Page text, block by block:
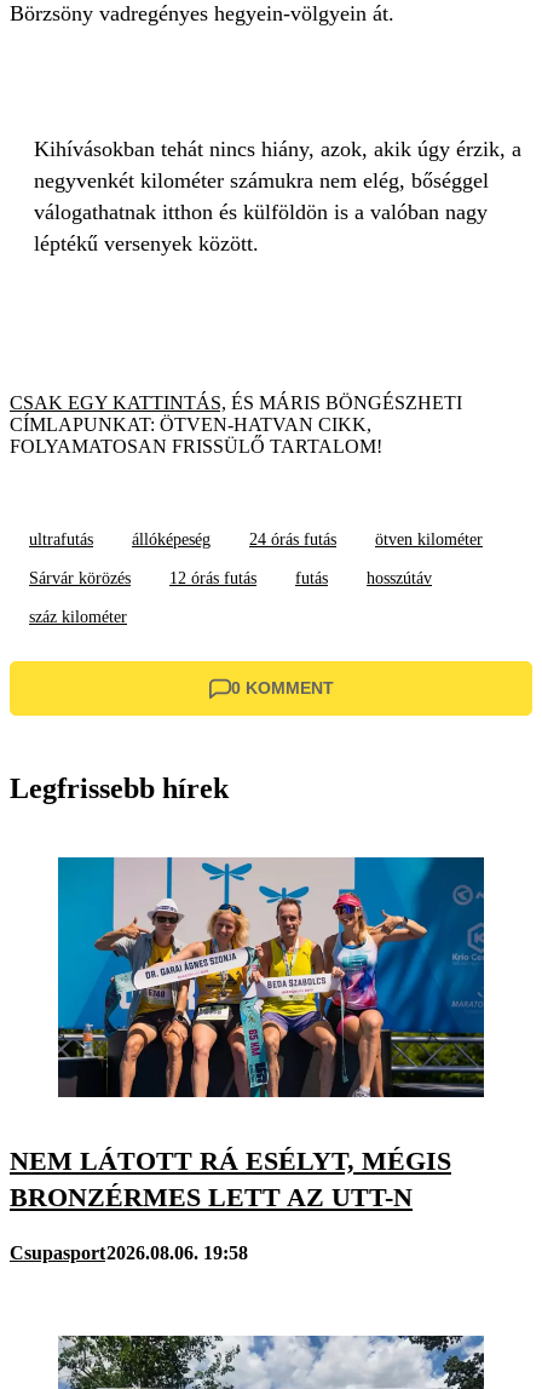
Börzsöny vadregényes hegyein-völgyein át.
Kihívásokban tehát nincs hiány, azok, akik úgy érzik, a
negyvenkét kilométer számukra nem elég, bőséggel
válogathatnak itthon és külföldön is a valóban nagy
léptékű versenyek között.
CSAK EGY KATTINTÁS, ÉS MÁRIS BÖNGÉSZHETI
CÍMLAPUNKAT: ÖTVEN-HATVAN CIKK,
FOLYAMATOSAN FRISSÜLŐ TARTALOM!
ultrafutás állóképeség 24 órás futás ötven kilométer
Sárvár körözés 12 órás futás futás hosszútáv
száz kilométer
0 KOMMENT
Legfrissebb hírek
NEM LÁTOTT RÁ ESÉLYT, MÉGIS
BRONZÉRMES LETT AZ UTT-N
Csupasport2026.08.06. 19:58